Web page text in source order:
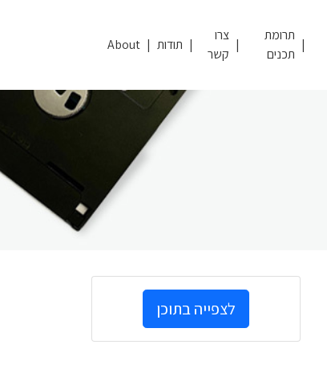
תרומת
תכנים
צרו
קשר
תודות About
לצפייה בתוכן